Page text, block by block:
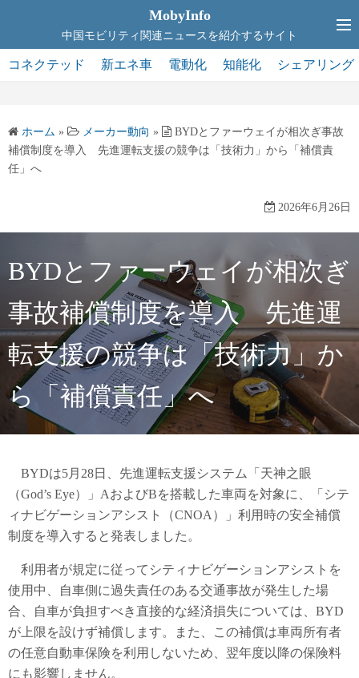
テ
ン
ス
キ
ッ
MobyInfo
中国モビリティ関連ニュースを紹介するサイト
コネクテッド 新エネ車 電動化 知能化 シェアリング
ホーム » メーカー動向 »
BYDとファーウェイが相次ぎ事故
補償制度を導入 先進運転支援の競争は「技術力」から「補償責
任」へ
2026年6月26日
BYDとファーウェイが相次ぎ
事故補償制度を導入 先進運
転支援の競争は「技術力」か
ら「補償責任」へ
BYDは5月28日、先進運転支援システム「天神之眼
（God’s Eye）」AおよびBを搭載した車両を対象に、「シテ
ィナビゲーションアシスト（CNOA）」利用時の安全補償
制度を導入すると発表しました。
利用者が規定に従ってシティナビゲーションアシストを
使用中、自車側に過失責任のある交通事故が発生した場
合、自車が負担すべき直接的な経済損失については、BYD
が上限を設けず補償します。また、この補償は車両所有者
の任意自動車保険を利用しないため、翌年度以降の保険料
にも影響しません。